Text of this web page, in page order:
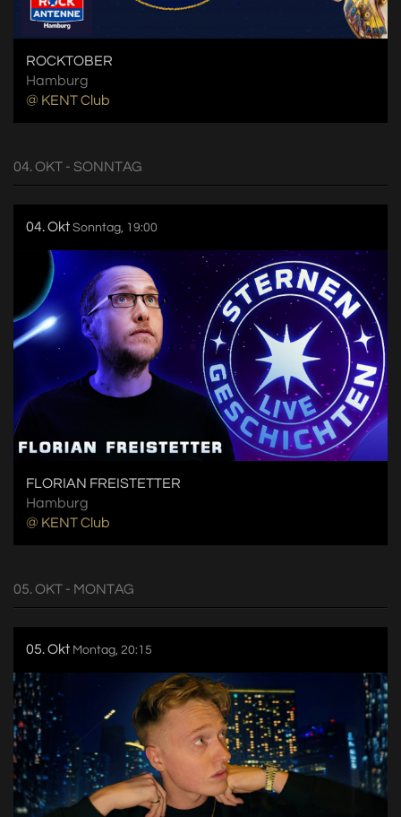
ROCKTOBER
Hamburg
@ KENT Club
04. OKT - SONNTAG
04. Okt Sonntag, 19:00
FLORIAN FREISTETTER
Hamburg
@ KENT Club
05. OKT - MONTAG
05. Okt Montag, 20:15